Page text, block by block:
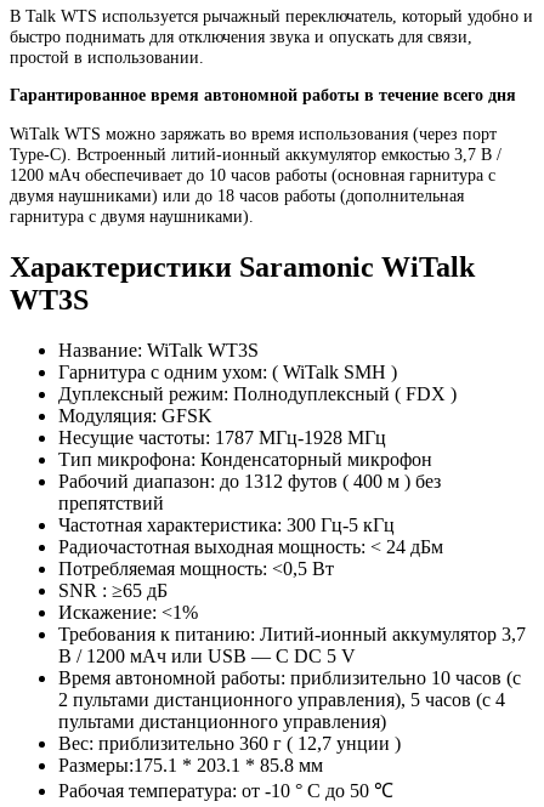
В Talk WTS используется рычажный переключатель, который удобно и
быстро поднимать для отключения звука и опускать для связи,
простой в использовании.
Гарантированное время автономной работы в течение всего дня
WiTalk WTS можно заряжать во время использования (через порт
Type-C). Встроенный литий-ионный аккумулятор емкостью 3,7 В /
1200 мАч обеспечивает до 10 часов работы (основная гарнитура с
двумя наушниками) или до 18 часов работы (дополнительная
гарнитура с двумя наушниками).
Характеристики Saramonic WiTalk
WT3S
Название: WiTalk WT3S
Гарнитура с одним ухом: ( WiTalk SMH )
Дуплексный режим: Полнодуплексный ( FDX )
Модуляция: GFSK
Несущие частоты: 1787 МГц-1928 МГц
Тип микрофона: Конденсаторный микрофон
Рабочий диапазон: до 1312 футов ( 400 м ) без
препятствий
Частотная характеристика: 300 Гц-5 кГц
Радиочастотная выходная мощность: < 24 дБм
Потребляемая мощность: <0,5 Вт
SNR : ≥65 дБ
Искажение: <1%
Требования к питанию: Литий-ионный аккумулятор 3,7
В / 1200 мАч или USB — C DC 5 V
Время автономной работы: приблизительно 10 часов (с
2 пультами дистанционного управления), 5 часов (с 4
пультами дистанционного управления)
Вес: приблизительно 360 г ( 12,7 унции )
Размеры:175.1 * 203.1 * 85.8 мм
Рабочая температура: от -10 ° C до 50 ℃